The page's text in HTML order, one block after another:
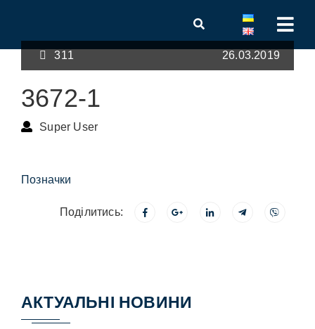
311 26.03.2019
3672-1
Super User
Позначки
Поділитись:
АКТУАЛЬНІ НОВИНИ